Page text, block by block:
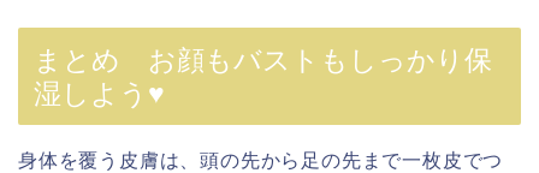
まとめ お顔もバストもしっかり保
湿しよう♥
身体を覆う皮膚は、頭の先から足の先まで一枚皮でつ